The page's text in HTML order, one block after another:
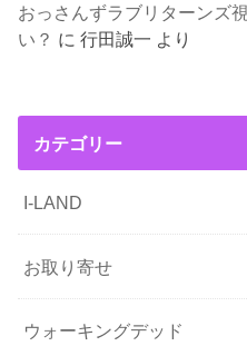
おっさんずラブリターンズ
い？ に行田誠一 より
カテゴリー
I-LAND
お取り寄せ
ウォーキングデッド